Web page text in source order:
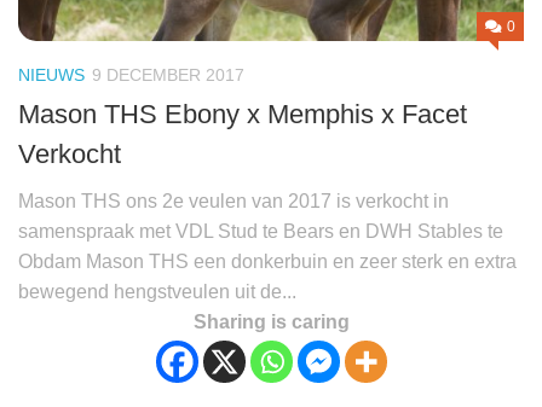
0
NIEUWS 9 DECEMBER 2017
Mason THS Ebony x Memphis x Facet
Verkocht
Mason THS ons 2e veulen van 2017 is verkocht in
samenspraak met VDL Stud te Bears en DWH Stables te
Obdam Mason THS een donkerbuin en zeer sterk en extra
bewegend hengstveulen uit de...
Sharing is caring